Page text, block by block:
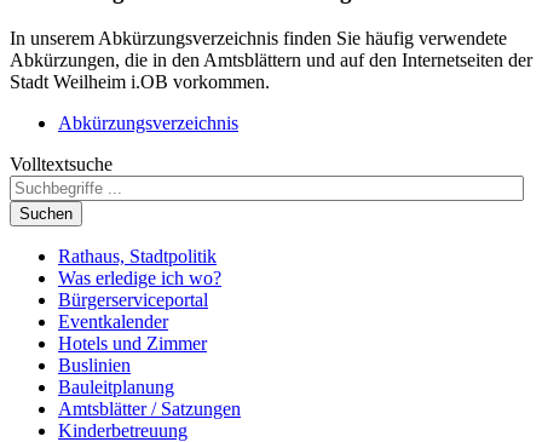
In unserem Abkürzungsverzeichnis finden Sie häufig verwendete
Abkürzungen, die in den Amtsblättern und auf den Internetseiten der
Stadt Weilheim i.OB vorkommen.
Abkürzungsverzeichnis
Volltextsuche
Suchen
Rathaus, Stadtpolitik
Was erledige ich wo?
Bürgerserviceportal
Eventkalender
Hotels und Zimmer
Buslinien
Bauleitplanung
Amtsblätter / Satzungen
Kinderbetreuung